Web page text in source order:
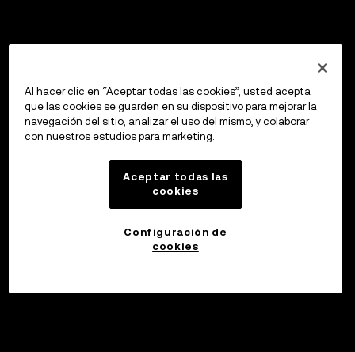
Al hacer clic en “Aceptar todas las cookies”, usted acepta
que las cookies se guarden en su dispositivo para mejorar la
navegación del sitio, analizar el uso del mismo, y colaborar
con nuestros estudios para marketing.
Aceptar todas las
cookies
Configuración de
cookies